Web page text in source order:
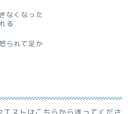
なくなった
る
られて足か